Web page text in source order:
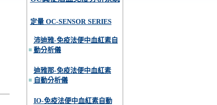
定量 OC-SENSOR SERIES
沛迪雅-免疫法便中血紅素自
動分析儀
迪雅那-免疫法便中血紅素
自動分析儀
IO-免疫法便中血紅素自動